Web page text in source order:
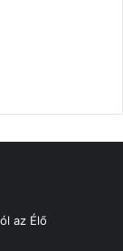
az Élő